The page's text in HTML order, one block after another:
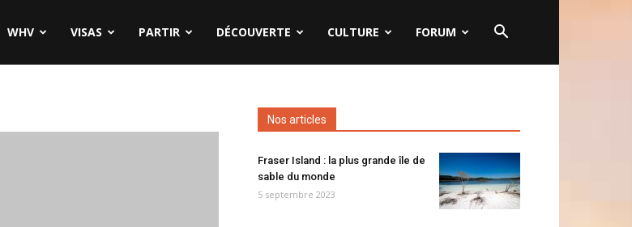
WHV VISAS PARTIR DÉCOUVERTE CULTURE FORUM
Nos articles
Fraser Island : la plus grande île de
sable du monde
5 septembre 2023